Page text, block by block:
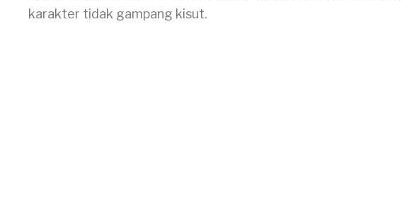
karakter tidak gampang kisut.